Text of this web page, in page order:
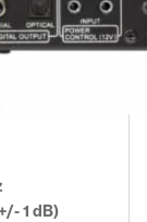
1 dB)